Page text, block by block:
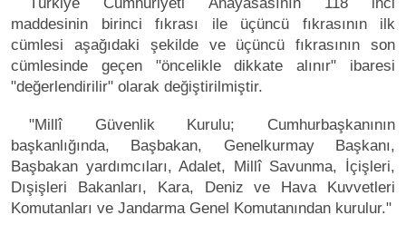
maddesinin birinci fıkrası ile üçüncü fıkrasının ilk
cümlesi aşağıdaki şekilde ve üçüncü fıkrasının son
cümlesinde geçen "öncelikle dikkate alınır" ibaresi
"değerlendirilir" olarak değiştirilmiştir.
"Millî Güvenlik Kurulu; Cumhurbaşkanının
başkanlığında, Başbakan, Genelkurmay Başkanı,
Başbakan yardımcıları, Adalet, Millî Savunma, İçişleri,
Dışişleri Bakanları, Kara, Deniz ve Hava Kuvvetleri
Komutanları ve Jandarma Genel Komutanından kurulur."